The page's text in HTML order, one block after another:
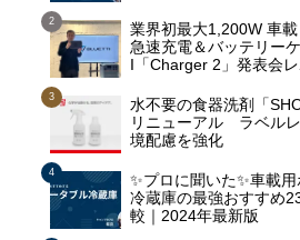
業界初最大1,200W 車
急速充電＆バッテリー
I「Charger 2」発表会レ
水不要の食器洗剤「
リニューアル ラベル
境配慮を強化
✨プロに聞いた✨車載
冷蔵庫の最強おすすめ
較｜2024年最新版